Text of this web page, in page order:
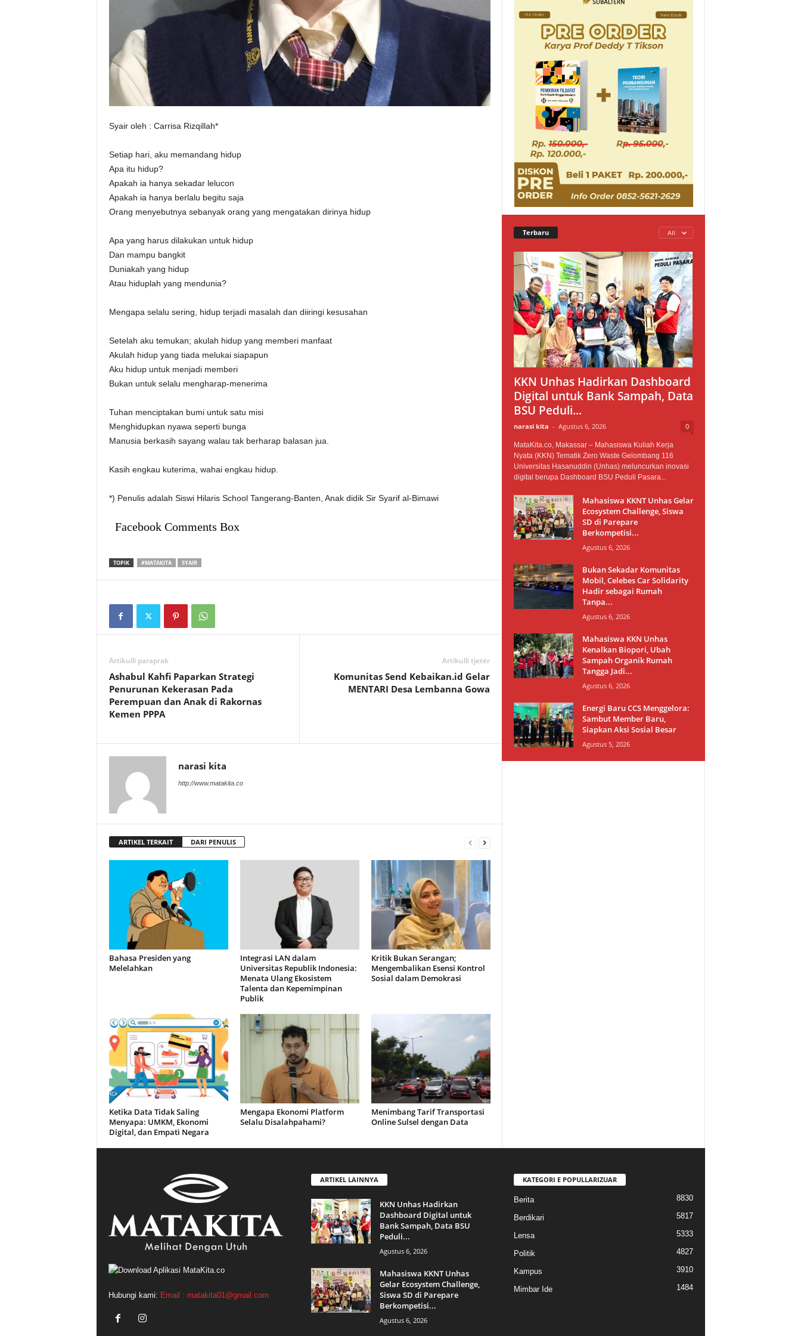
Syair oleh : Carrisa Rizqillah*
Setiap hari, aku memandang hidup
Apa itu hidup?
Apakah ia hanya sekadar lelucon
Apakah ia hanya berlalu begitu saja
Orang menyebutnya sebanyak orang yang mengatakan dirinya hidup
Apa yang harus dilakukan untuk hidup
Dan mampu bangkit
Duniakah yang hidup
Atau hiduplah yang mendunia?
Mengapa selalu sering, hidup terjadi masalah dan diiringi kesusahan
Setelah aku temukan; akulah hidup yang memberi manfaat
Akulah hidup yang tiada melukai siapapun
Aku hidup untuk menjadi memberi
Bukan untuk selalu mengharap-menerima
Tuhan menciptakan bumi untuk satu misi
Menghidupkan nyawa seperti bunga
Manusia berkasih sayang walau tak berharap balasan jua.
Kasih engkau kuterima, wahai engkau hidup.
*) Penulis adalah Siswi Hilaris School Tangerang-Banten, Anak didik Sir Syarif al-Bimawi
Facebook Comments Box
TOPIK #MATAKITA SYAIR
Artikulli paraprak
Ashabul Kahfi Paparkan Strategi
Penurunan Kekerasan Pada
Perempuan dan Anak di Rakornas
Kemen PPPA
Artikulli tjetër
Komunitas Send Kebaikan.id Gelar
MENTARI Desa Lembanna Gowa
narasi kita
http://www.matakita.co
ARTIKEL TERKAIT DARI PENULIS
Bahasa Presiden yang
Melelahkan
Integrasi LAN dalam
Universitas Republik Indonesia:
Menata Ulang Ekosistem
Talenta dan Kepemimpinan
Publik
Kritik Bukan Serangan;
Mengembalikan Esensi Kontrol
Sosial dalam Demokrasi
Ketika Data Tidak Saling
Menyapa: UMKM, Ekonomi
Digital, dan Empati Negara
Mengapa Ekonomi Platform
Selalu Disalahpahami?
Menimbang Tarif Transportasi
Online Sulsel dengan Data
Terbaru All
KKN Unhas Hadirkan Dashboard
Digital untuk Bank Sampah, Data
BSU Peduli...
narasi kita - Agustus 6, 2026 0
MataKita.co, Makassar – Mahasiswa Kuliah Kerja
Nyata (KKN) Tematik Zero Waste Gelombang 116
Universitas Hasanuddin (Unhas) meluncurkan inovasi
digital berupa Dashboard BSU Peduli Pasara...
Mahasiswa KKNT Unhas Gelar
Ecosystem Challenge, Siswa
SD di Parepare
Berkompetisi...
Agustus 6, 2026
Bukan Sekadar Komunitas
Mobil, Celebes Car Solidarity
Hadir sebagai Rumah
Tanpa...
Agustus 6, 2026
Mahasiswa KKN Unhas
Kenalkan Biopori, Ubah
Sampah Organik Rumah
Tangga Jadi...
Agustus 6, 2026
Energi Baru CCS Menggelora:
Sambut Member Baru,
Siapkan Aksi Sosial Besar
Agustus 5, 2026
Hubungi kami: Email : matakita01@gmail.com
ARTIKEL LAINNYA
KKN Unhas Hadirkan
Dashboard Digital untuk
Bank Sampah, Data BSU
Peduli...
Agustus 6, 2026
Mahasiswa KKNT Unhas
Gelar Ecosystem Challenge,
Siswa SD di Parepare
Berkompetisi...
Agustus 6, 2026
KATEGORI E POPULLARIZUAR
Berita 8830
Berdikari 5817
Lensa 5333
Politik 4827
Kampus 3910
Mimbar Ide 1484